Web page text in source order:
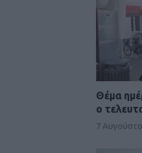
Θέμα
ο
7